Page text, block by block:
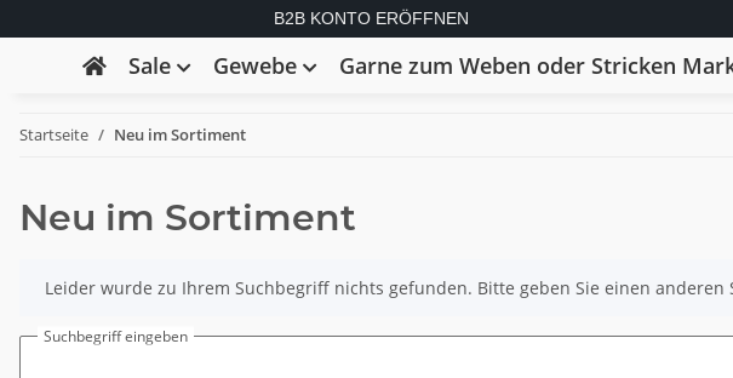
B2B KONTO ERÖFFNEN
Sale Gewebe Garne zum Weben oder Stricken
Startseite Neu im Sortiment
Neu im Sortiment
xLeider wurde zu Ihrem Suchbegriff nichts gefunden. Bitte geben Sie einen anderen
Suchbegriff eingeben